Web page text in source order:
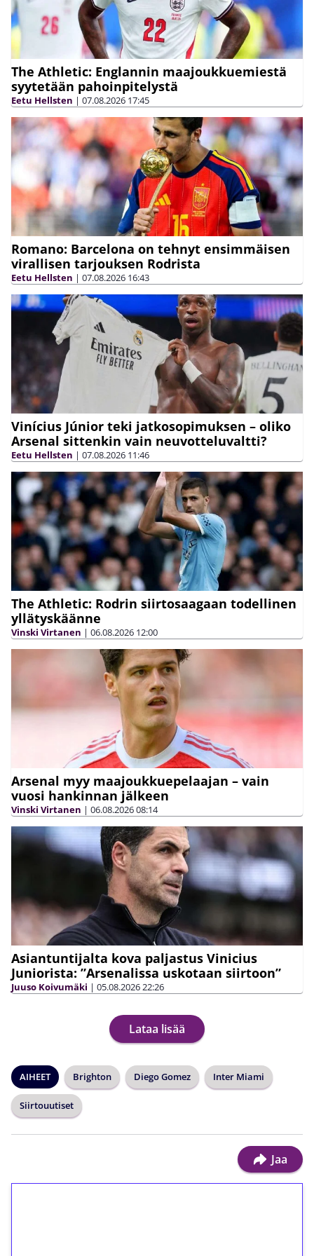
The Athletic: Englannin maajoukkuemiestä
syytetään pahoinpitelystä
Eetu Hellsten | 07.08.2026 17:45
Romano: Barcelona on tehnyt ensimmäisen
virallisen tarjouksen Rodrista
Eetu Hellsten | 07.08.2026 16:43
Vinícius Júnior teki jatkosopimuksen – oliko
Arsenal sittenkin vain neuvotteluvaltti?
Eetu Hellsten | 07.08.2026 11:46
The Athletic: Rodrin siirtosaagaan todellinen
yllätyskäänne
Vinski Virtanen | 06.08.2026 12:00
Arsenal myy maajoukkuepelaajan – vain
vuosi hankinnan jälkeen
Vinski Virtanen | 06.08.202608:14
Asiantuntijalta kova paljastus Vinicius
Juniorista: ”Arsenalissa uskotaan siirtoon”
Juuso Koivumäki | 05.08.202622:26
Lataa lisää
AIHEET Brighton Diego Gomez Inter Miami
Siirtouutiset
Jaa